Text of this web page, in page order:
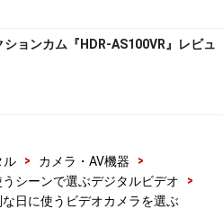
製品を選んでみましょう。
ハイビジョンメモリーム
ピンクゴールド GZ-V570-
ションカム『HDR-AS100VR』レビュ
ル > カメラ・AV機器
>
うシーンで選ぶデジタルビデオ
>
日に使うビデオカメラを選ぶ